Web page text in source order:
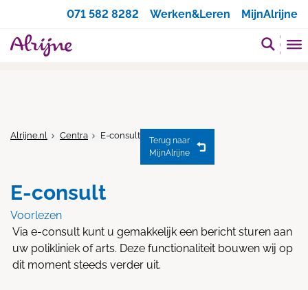
071 582 8282
Werken&Leren MijnAlrijne
Alrijne.nl Centra E-consult
Terug naar
MijnAlrijne
E-consult
Voorlezen
Via e-consult kunt u gemakkelijk een bericht sturen aan
uw polikliniek of arts. Deze functionaliteit bouwen wij op
dit moment steeds verder uit.